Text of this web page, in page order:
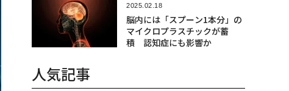
2025.02.18
脳内には「スプーン1本分」の
マイクロプラスチックが蓄
積 認知症にも影響か
人気記事